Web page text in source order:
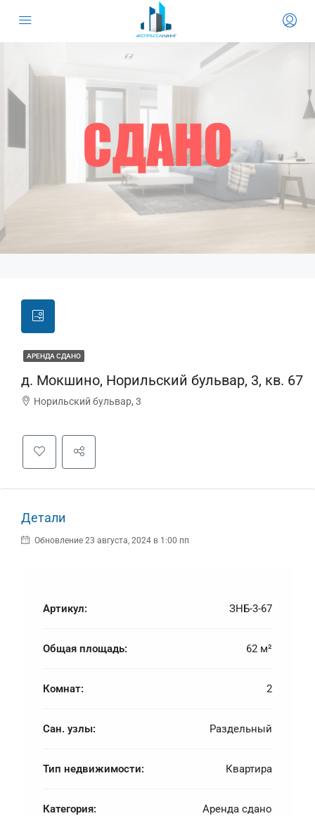
АРЕНДА СДАНО
д. Мокшино, Норильский бульвар, 3, кв. 67
Норильский бульвар, 3
Детали
Обновление 23 августа, 2024 в 1:00 пп
Артикул: ЗНБ-3-67
Общая площадь: 62 м²
Комнат: 2
Сан. узлы: Раздельный
Тип недвижимости: Квартира
Категория: Аренда сдано